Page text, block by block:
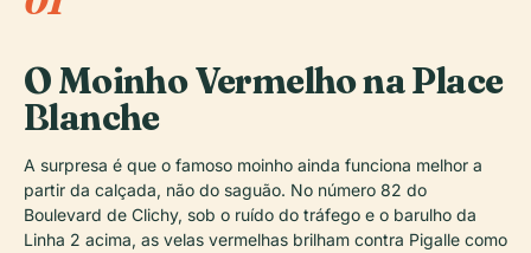
O Moinho Vermelho na Place
Blanche
A surpresa é que o famoso moinho ainda funciona melhor a
partir da calçada, não do saguão. No número 82 do
Boulevard de Clichy, sob o ruído do tráfego e o barulho da
Linha 2 acima, as velas vermelhas brilham contra Pigalle como